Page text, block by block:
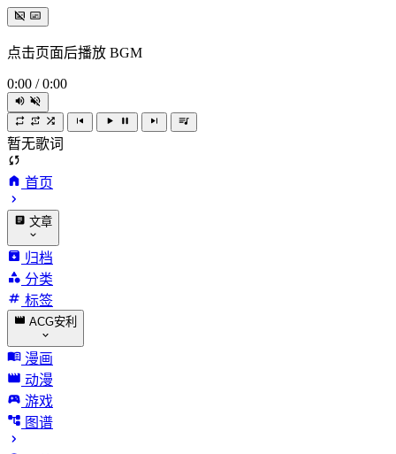
点击页面后播放 BGM
0:00 / 0:00
暂无歌词
首页
文章
归档
分类
标签
ACG安利
漫画
动漫
游戏
图谱